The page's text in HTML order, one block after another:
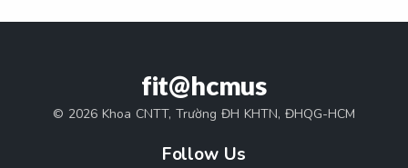
fit@hcmus
© 2026 Khoa CNTT, Trường ĐH KHTN, ĐHQG-HCM
Follow Us